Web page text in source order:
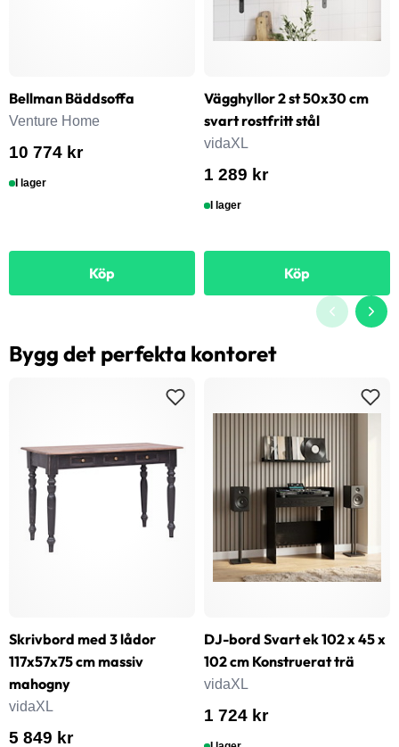
Bellman Bäddsoffa
Venture Home
10 774 kr
I lager
Köp
Vägghyllor 2 st 50x30 cm
svart rostfritt stål
vidaXL
1 289 kr
I lager
Köp
Bygg det perfekta kontoret
Skrivbord med 3 lådor
117x57x75 cm massiv
mahogny
vidaXL
5 849 kr
DJ-bord Svart ek 102 x 45 x
102 cm Konstruerat trä
vidaXL
1 724 kr